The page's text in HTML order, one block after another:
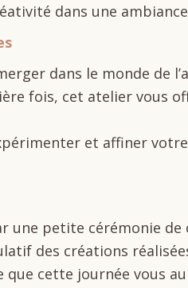
dans une
dans le monde de
fois, cet atelier vous
et affiner
une petite cérémonie
des créations
que cette journée vous